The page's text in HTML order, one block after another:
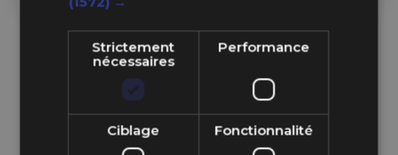
Strictement
nécessaires
Performance
Ciblage Fonctionnalité